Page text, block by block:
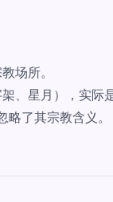
场所。
、星月），实际
了其宗教含义。